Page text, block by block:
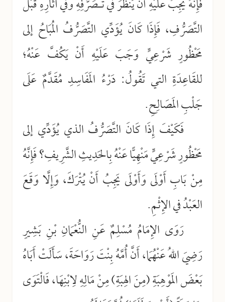
فَإِنَّهُ يَجِبُ عَلَيْهِ أَنْ يَنْظُرَ في تَـصَرُّفِهِ وفي آثَارِهِ قَبْلَ
التَّصَرُّفِ، فَإِذَا كَانَ يُؤَدِّي التَّصَرُّفُ المُبَاحُ إلى
مَحْظُورٍ شَرْعِيٍّ وَجَبَ عَلَيْهِ أَنْ يَكُفَّ عَنْهُ؛
للقَاعِدَةِ التي تَقُولُ: دَرْءُ المَفَاسِدِ مُقَدَّمٌ عَلَى
جَلْبِ المَصَالِحِ.
فَكَيْفَ إِذَا كَانَ التَّصَرُّفُ الذي يُؤَدِّي إلى
مَحْظُورٍ شَرْعِيٍّ مَنْهِيًّا عَنْهُ بِالحَدِيثِ الشَّرِيفِ؟ فَإِنَّهُ
مِنْ بَابِ أَوْلَى وَأَوْلَى يَجِبُ أَنْ يُتْرَكَ، وَإِلَّا وَقَعَ
العَبْدُ في الإِثْمِ.
رَوَى الإِمَامُ مُسْلِمٌ عَنِ النُّعْمَانِ بْنِ بَشِيرٍ
رَضِيَ اللهُ عَنْهُمَا، أَنَّ أُمَّهُ بِنْتَ رَوَاحَةَ، سَأَلَتْ أَبَاهُ
بَعْضَ المَوْهِبَةِ (مِنَ الهِبَةِ) مِنْ مَالِهِ لِابْنِهَا، فَالْتَوَى